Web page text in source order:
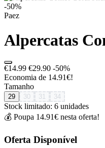
-50%
Paez
Alpercatas
€14.99 €29.90 -50%
Economia de 14.91€!
Tamanho
29 30 31 34
Stock limitado: 6 unidades
💰 Poupa 14.91€ nesta oferta!
Oferta Disponível